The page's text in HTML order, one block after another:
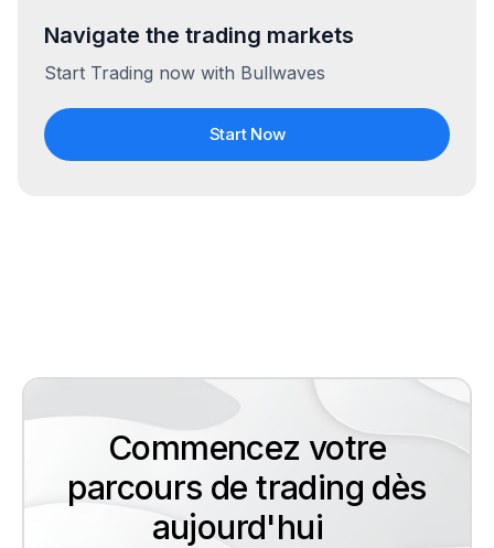
Navigate the trading markets
Start Trading now with Bullwaves
Start Now
Commencez votre
parcours de trading dès
aujourd'hui